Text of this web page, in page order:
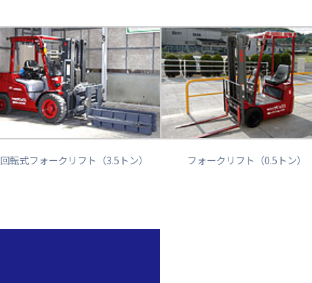
回転式フォークリフト（3.5トン） フォークリフト（0.5トン）